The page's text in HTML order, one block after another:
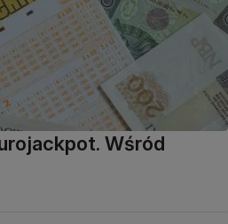
Wśród